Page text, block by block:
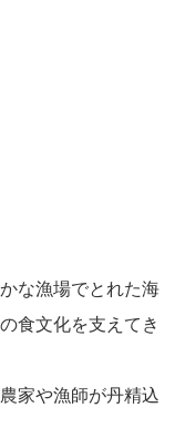
な漁場でとれた海
食文化を支えてき
家や漁師が丹精込